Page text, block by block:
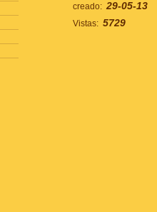
creado: 29-05-13
Vistas: 5729